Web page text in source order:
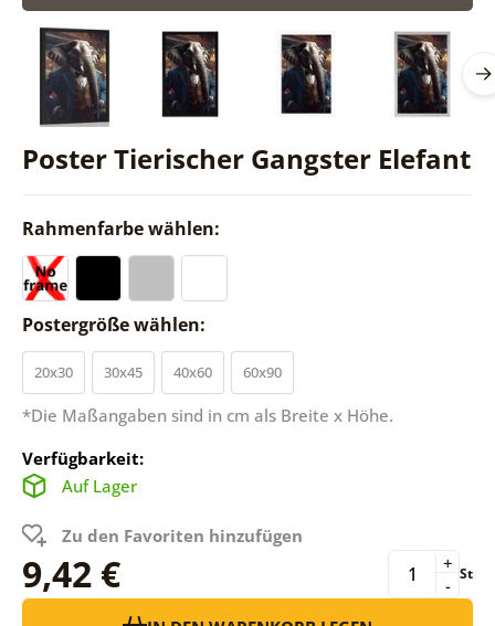
Poster Tierischer Gangster Elefant
Rahmenfarbe wählen:
Postergröße wählen:
20x30 30x45 40x60 60x90
*Die Maßangaben sind in cm als Breite x Höhe.
Verfügbarkeit:
Auf Lager
Zu den Favoriten hinzufügen
9,42 € -
+ St